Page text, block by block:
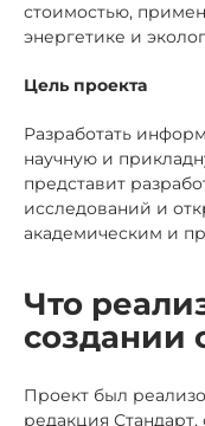
стоимостью,
энергетике и
Цель проекта
Разработать
научную и
представит
исследований и
академическим и
Что
создании
Проект был
редакция